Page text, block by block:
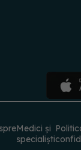
Medici și
specialiști